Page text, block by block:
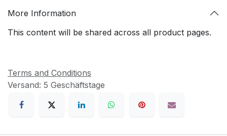
More Information
This content will be shared across all product pages.
Terms and Conditions
Versand: 5 Geschäftstage